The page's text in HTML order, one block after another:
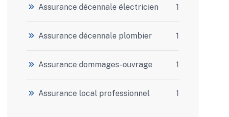
Assurance décennale électricien 1
Assurance décennale plombier 1
Assurance dommages-ouvrage 1
Assurance local professionnel 1